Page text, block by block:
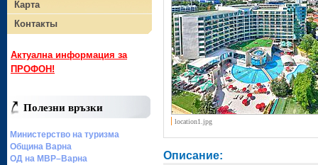
Карта
Контакты
Актуална информация за
ПРОФОН!
Полезни връзки
Министерство на туризма
Община Варна
ОД на МВР–Варна
location1.jpg
Описание: